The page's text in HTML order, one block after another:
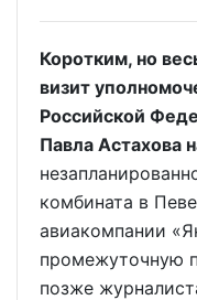
Коротким, но
визит
Российской
Павла Астахова
комбината в
авиакомпании
промежуточную
позже